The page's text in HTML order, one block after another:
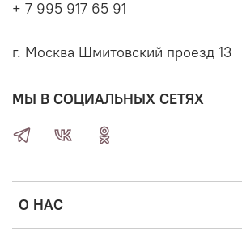
О НАС
+ 7 995 917 65 91
г. Москва Шмитовский проезд 13
МЫ В СОЦИАЛЬНЫХ СЕТЯХ